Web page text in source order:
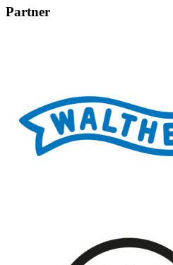
Partner